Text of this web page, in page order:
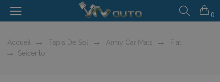
0
Accueil Tapis De Sol Army Car Mats
Fiat
Seicento